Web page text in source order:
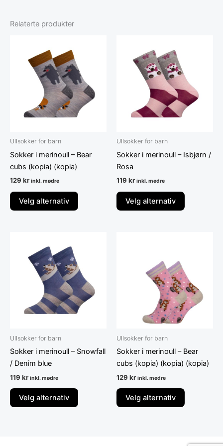
Relaterte produkter
Ullsokker for barn
Sokker i merinoull – Bear
cubs (kopia) (kopia)
129 kr inkl. mødre
Velg alternativ
flere
varianter.
Alternativene
kan
Ullsokker for barn
Sokker i merinoull – Isbjørn /
Rosa
119 kr inkl. mødre
Velg alternativ
flere
varianter.
kan
Ullsokker for barn
Sokker i merinoull – Snowfall
/ Denim blue
119 kr inkl. mødre
Velg alternativ
flere
varianter.
Alternativene
kan
Ullsokker for barn
Sokker i merinoull – Bear
cubs (kopia) (kopia) (kopia)
129 kr inkl. mødre
Velg alternativ
flere
varianter.
kan